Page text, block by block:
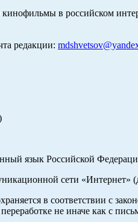
в российском
редакции:
язык Российской
сети «Интернет»
в соответствии с
не иначе как с